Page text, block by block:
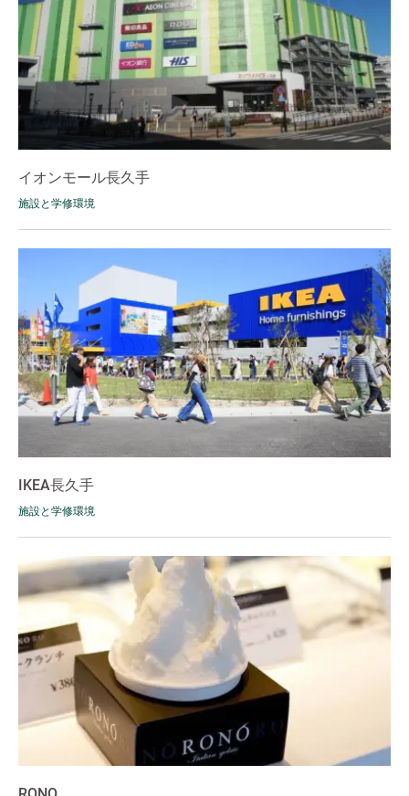
イオンモール長久手
施設と学修環境
IKEA長久手
施設と学修環境